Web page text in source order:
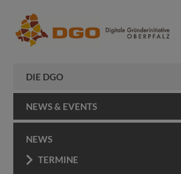
DIE DGO
NEWS & EVENTS
NEWS
TERMINE